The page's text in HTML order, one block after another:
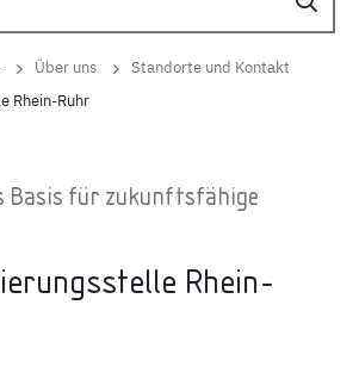
Über uns
Standorte und Kontakt
Rhein-Ruhr
Basis für zukunftsfähige
Rhein-